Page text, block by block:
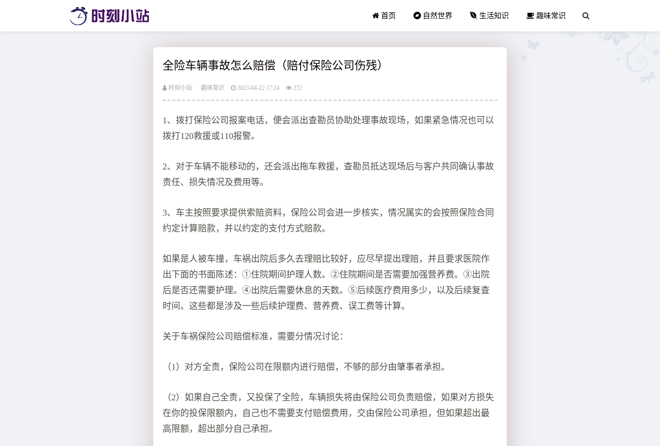
首页 自然世界 生活知识 趣味常识
全险车辆事故怎么赔偿（赔付保险公司伤残）
时刻小站 趣味常识 2023-04-22 17:24 272
1、拨打保险公司报案电话，便会派出查勘员协助处理事故现场，如果紧急情况也可以
拨打120救援或110报警。
2、对于车辆不能移动的，还会派出拖车救援，查勘员抵达现场后与客户共同确认事故
责任、损失情况及费用等。
3、车主按照要求提供索赔资料，保险公司会进一步核实，情况属实的会按照保险合同
约定计算赔款，并以约定的支付方式赔款。
如果是人被车撞，车祸出院后多久去理赔比较好，应尽早提出理赔，并且要求医院作
出下面的书面陈述：①住院期间护理人数。②住院期间是否需要加强营养费。③出院
后是否还需要护理。④出院后需要休息的天数。⑤后续医疗费用多少，以及后续复查
时间。这些都是涉及一些后续护理费、营养费、误工费等计算。
关于车祸保险公司赔偿标准，需要分情况讨论：
（1）对方全责，保险公司在限额内进行赔偿，不够的部分由肇事者承担。
（2）如果自己全责，又投保了全险，车辆损失将由保险公司负责赔偿，如果对方损失
在你的投保限额内，自己也不需要支付赔偿费用，交由保险公司承担，但如果超出最
高限额，超出部分自己承担。